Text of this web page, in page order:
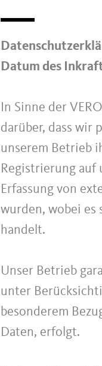
Datum des
In Sinne der
darüber, dass wir
unserem Betrieb
Registrierung auf
Erfassung von
wurden, wobei es
handelt.
Unser Betrieb
unter
besonderem
Daten, erfolgt.